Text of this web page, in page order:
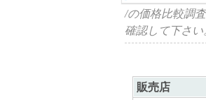
/の価格比較調
確認して下さい
販売店